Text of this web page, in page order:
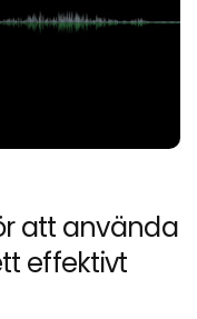
att använda
effektivt